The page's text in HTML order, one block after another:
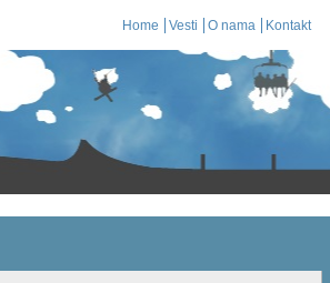
Home Vesti O nama Kontakt